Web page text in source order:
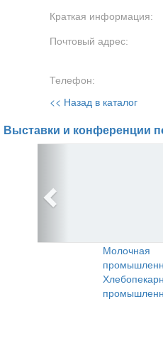
Краткая информация:
Почтовый адрес:
Телефон:
<< Назад в каталог
Выставки и конференции
Молочная